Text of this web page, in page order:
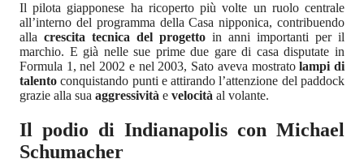
Il pilota giapponese ha ricoperto più volte un ruolo centrale
all’interno del programma della Casa nipponica, contribuendo
alla crescita tecnica del progetto in anni importanti per il
marchio. E già nelle sue prime due gare di casa disputate in
Formula 1, nel 2002 e nel 2003, Sato aveva mostratolampi di
talento conquistando punti e attirando l’attenzione del paddock
grazie alla sua aggressività e velocità al volante.
Il podio di Indianapolis con Michael
Schumacher